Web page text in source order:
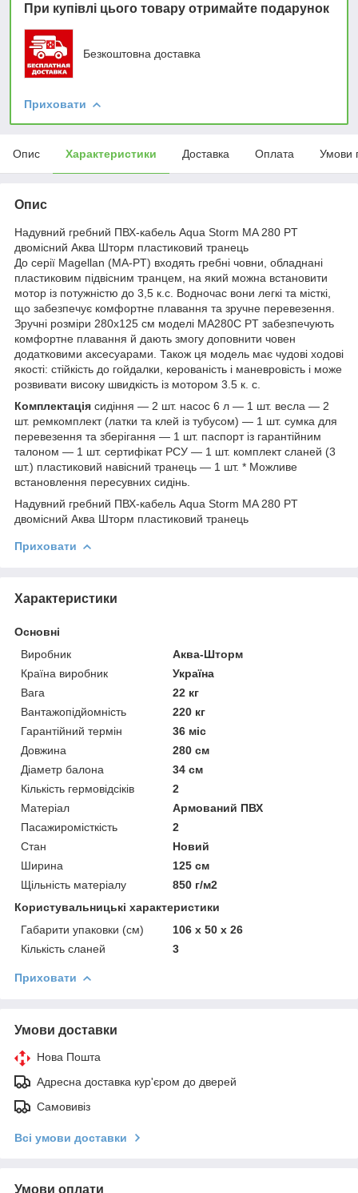
При купівлі цього товару отримайте подарунок
Безкоштовна доставка
Приховати
Опис Характеристики Доставка Оплата Умови
Опис
Надувний гребний ПВХ-кабель Aqua Storm MA 280 PT
двомісний Аква Шторм пластиковий транець
До серії Magellan (MA-PT) входять гребні човни, обладнані
пластиковим підвісним транцем, на який можна встановити
мотор із потужністю до 3,5 к.с. Водночас вони легкі та місткі,
що забезпечує комфортне плавання та зручне перевезення.
Зручні розміри 280х125 см моделі MA280C PT забезпечують
комфортне плавання й дають змогу доповнити човен
додатковими аксесуарами. Також ця модель має чудові ходові
якості: стійкість до гойдалки, керованість і маневровість і може
розвивати високу швидкість із мотором 3.5 к. с.
Комплектація сидіння — 2 шт. насос 6 л — 1 шт. весла — 2
шт. ремкомплект (латки та клей із тубусом) — 1 шт. сумка для
перевезення та зберігання — 1 шт. паспорт із гарантійним
талоном — 1 шт. сертифікат РСУ — 1 шт. комплект сланей (3
шт.) пластиковий навісний транець — 1 шт. * Можливе
встановлення пересувних сидінь.
Надувний гребний ПВХ-кабель Aqua Storm MA 280 PT
двомісний Аква Шторм пластиковий транець
Приховати
Характеристики
Основні
Виробник
Аква-Шторм
Країна виробник
Україна
Вага
22 кг
Вантажопідйомність
220 кг
Гарантійний термін
36 міс
Довжина
280 см
Діаметр балона
34 см
Кількість гермовідсіків
2
Матеріал
Армований ПВХ
Пасажиромісткість
2
Стан
Новий
Ширина
125 см
Щільність матеріалу
850 г/м2
Користувальницькі характеристики
Габарити упаковки (см)
106 x 50 x 26
Кількість сланей
3
Приховати
Умови доставки
Нова Пошта
Адресна доставка кур'єром до дверей
Самовивіз
Всі умови доставки
Умови оплати